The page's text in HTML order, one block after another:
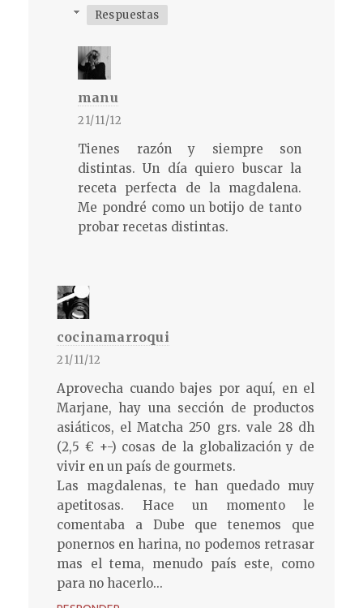
Respuestas
manu
21/11/12
Tienes razón y siempre son
distintas. Un día quiero buscar la
receta perfecta de la magdalena.
Me pondré como un botijo de tanto
probar recetas distintas.
cocinamarroqui
21/11/12
Aprovecha cuando bajes por aquí, en el
Marjane, hay una sección de productos
asiáticos, el Matcha 250 grs. vale 28 dh
(2,5 € +-) cosas de la globalización y de
vivir en un país de gourmets.
Las magdalenas, te han quedado muy
apetitosas. Hace un momento le
comentaba a Dube que tenemos que
ponernos en harina, no podemos retrasar
mas el tema, menudo país este, como
para no hacerlo...